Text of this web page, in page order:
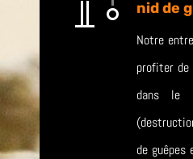
nid de
Notre
profiter de
dans le
de guêpes